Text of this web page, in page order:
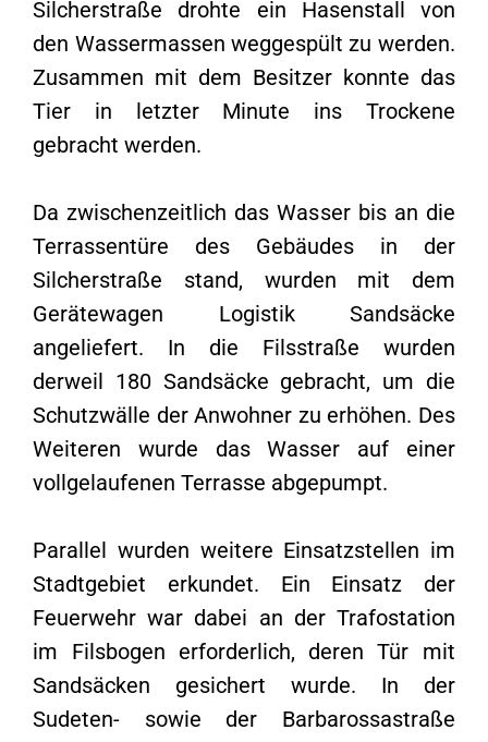
Silcherstraße drohte ein Hasenstall von
den Wassermassen weggespült zu werden.
Zusammen mit dem Besitzer konnte das
Tier in letzter Minute ins Trockene
gebracht werden.
Da zwischenzeitlich das Wasser bis an die
Terrassentüre des Gebäudes in der
Silcherstraße stand, wurden mit dem
Gerätewagen Logistik Sandsäcke
angeliefert. In die Filsstraße wurden
derweil 180 Sandsäcke gebracht, um die
Schutzwälle der Anwohner zu erhöhen. Des
Weiteren wurde das Wasser auf einer
vollgelaufenen Terrasse abgepumpt.
Parallel wurden weitere Einsatzstellen im
Stadtgebiet erkundet. Ein Einsatz der
Feuerwehr war dabei an der Trafostation
im Filsbogen erforderlich, deren Tür mit
Sandsäcken gesichert wurde. In der
Sudeten- sowie der Barbarossastraße